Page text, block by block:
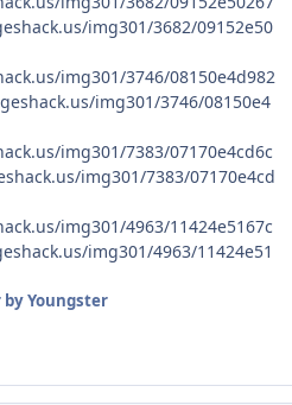
img301/3682/09152e50
img301/3746/08150e4d982
img301/3746/08150e4
img301/7383/07170e4cd6c
img301/7383/07170e4cd
img301/4963/11424e5167c
img301/4963/11424e51
by Youngster